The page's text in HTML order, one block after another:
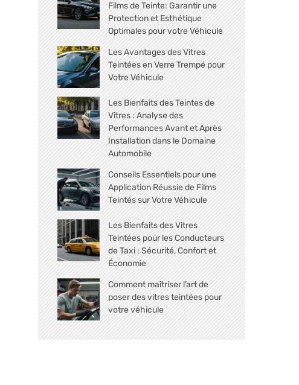
Films de Teinte: Garantir une
Protection et Esthétique
Optimales pour votre Véhicule
Les Avantages des Vitres
Teintées en Verre Trempé pour
Votre Véhicule
Les Bienfaits des Teintes de
Vitres : Analyse des
Performances Avant et Après
Installation dans le Domaine
Automobile
Conseils Essentiels pour une
Application Réussie de Films
Teintés sur Votre Véhicule
Les Bienfaits des Vitres
Teintées pour les Conducteurs
de Taxi : Sécurité, Confort et
Économie
Comment maîtriser l’art de
poser des vitres teintées pour
votre véhicule